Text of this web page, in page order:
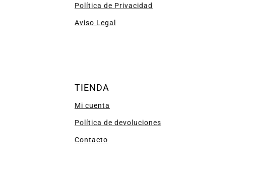
Política de Privacidad
Aviso Legal
TIENDA
Mi cuenta
Política de devoluciones
Contacto